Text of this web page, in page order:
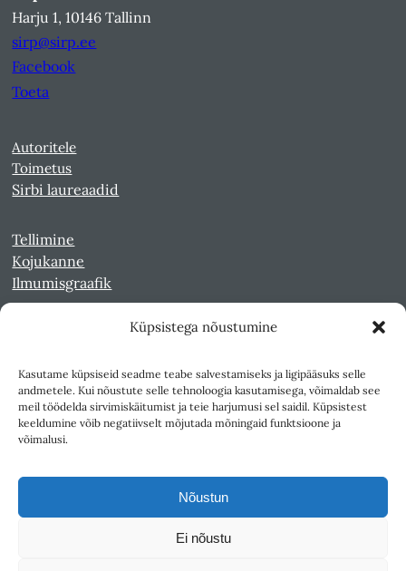
Küpsistega nõustumine
Kasutame küpsiseid seadme teabe salvestamiseks ja ligipääsuks selle
andmetele. Kui nõustute selle tehnoloogia kasutamisega, võimaldab see
meil töödelda sirvimiskäitumist ja teie harjumusi sel saidil. Küpsistest
keeldumine võib negatiivselt mõjutada mõningaid funktsioone ja
võimalusi.
Nõustun
Ei nõustu
Harju 1, 10146 Tallinn
sirp@sirp.ee
Facebook
Toeta
Autoritele
Toimetus
Sirbi laureaadid
Tellimine
Kojukanne
Ilmumisgraafik
Kultuurileht 1994-1997
Reede 1989-1990
Sirp ja Vasar 1940-1989
Teksti- ja andmekaeve